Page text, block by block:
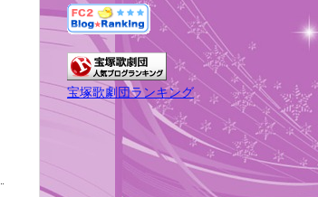
宝塚歌劇団ランキング